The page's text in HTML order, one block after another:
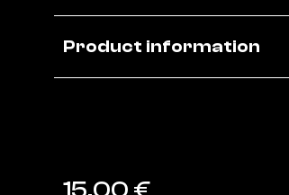
Product information